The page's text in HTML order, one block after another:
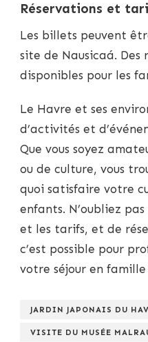
Réservations et
Les billets peuvent
site de Nausicaá. Des
disponibles pour les
Le Havre et ses
d’activités et
Que vous soyez
ou de culture, vous
quoi satisfaire votre
enfants. N’oubliez
et les tarifs, et de
c’est possible pour
votre séjour en
JARDIN JAPONAIS DU
VISITE DU MUSÉE